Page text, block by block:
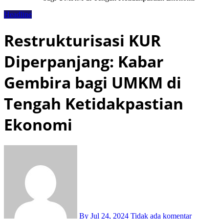
Headline
Restrukturisasi KUR
Diperpanjang: Kabar
Gembira bagi UMKM di
Tengah Ketidakpastian
Ekonomi
By Jul 24, 2024 Tidak ada komentar